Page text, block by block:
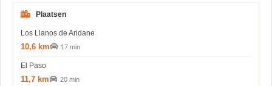
Plaatsen
Los Llanos de Aridane
10,6 km 17 min
El Paso
11,7 km 20 min